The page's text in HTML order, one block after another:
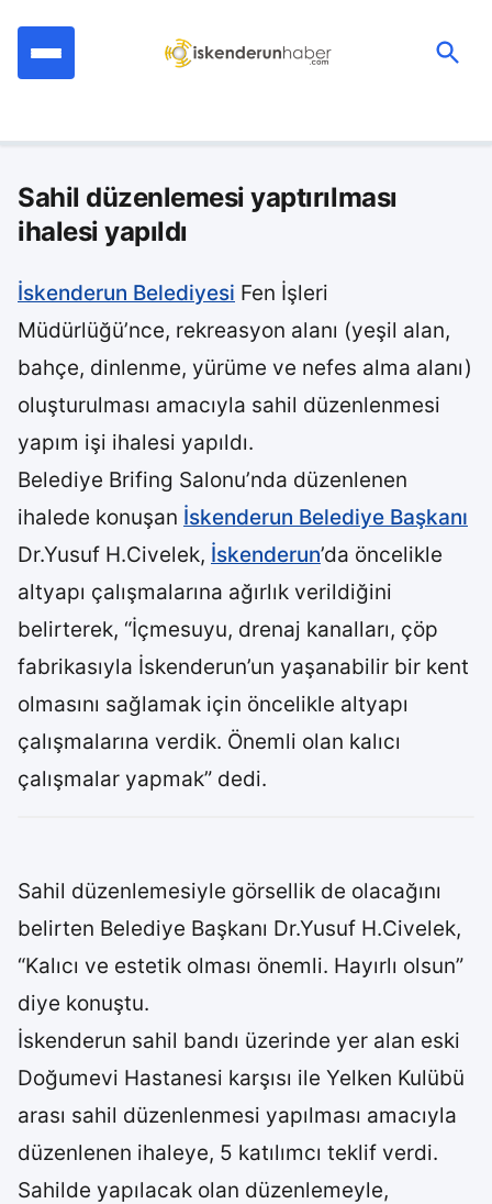
Sahil düzenlemesi yaptırılması
ihalesi yapıldı
İskenderun Belediyesi Fen İşleri
Müdürlüğü’nce, rekreasyon alanı (yeşil alan,
bahçe, dinlenme, yürüme ve nefes alma alanı)
oluşturulması amacıyla sahil düzenlenmesi
yapım işi ihalesi yapıldı.
Belediye Brifing Salonu’nda düzenlenen
ihalede konuşan İskenderun Belediye Başkanı
Dr.Yusuf H.Civelek, İskenderun’da öncelikle
altyapı çalışmalarına ağırlık verildiğini
belirterek, “İçmesuyu, drenaj kanalları, çöp
fabrikasıyla İskenderun’un yaşanabilir bir kent
olmasını sağlamak için öncelikle altyapı
çalışmalarına verdik. Önemli olan kalıcı
çalışmalar yapmak” dedi.
Sahil düzenlemesiyle görsellik de olacağını
belirten Belediye Başkanı Dr.Yusuf H.Civelek,
“Kalıcı ve estetik olması önemli. Hayırlı olsun”
diye konuştu.
İskenderun sahil bandı üzerinde yer alan eski
Doğumevi Hastanesi karşısı ile Yelken Kulübü
arası sahil düzenlenmesi yapılması amacıyla
düzenlenen ihaleye, 5 katılımcı teklif verdi.
Sahilde yapılacak olan düzenlemeyle,